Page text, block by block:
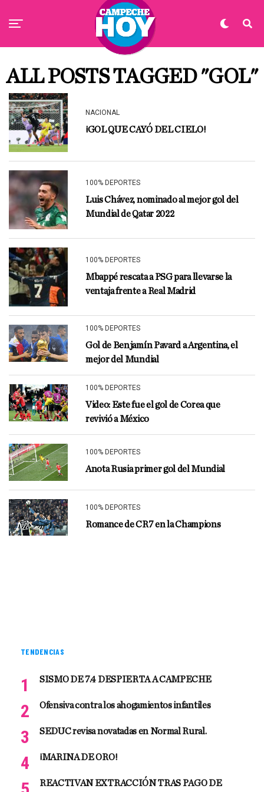
ALL POSTS TAGGED "GOL"
NACIONAL
¡GOL QUE CAYÓ DEL CIELO!
100% DEPORTES
Luis Chávez, nominado al mejor gol del
Mundial de Qatar 2022
100% DEPORTES
Mbappé rescata a PSG para llevarse la
ventaja frente a Real Madrid
100% DEPORTES
Gol de Benjamín Pavard a Argentina, el
mejor del Mundial
100% DEPORTES
Video: Este fue el gol de Corea que
revivió a México
100% DEPORTES
Anota Rusia primer gol del Mundial
100% DEPORTES
Romance de CR7 en la Champions
TENDENCIAS
SISMO DE 7.4 DESPIERTA A CAMPECHE
Ofensiva contra los ahogamientos infantiles
SEDUC revisa novatadas en Normal Rural.
¡MARINA DE ORO!
REACTIVAN EXTRACCIÓN TRAS PAGO DE